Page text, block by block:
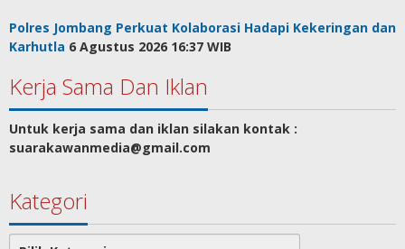
Polres Jombang Perkuat Kolaborasi Hadapi Kekeringan dan
Karhutla 6 Agustus 2026 16:37 WIB
Kerja Sama Dan Iklan
Untuk kerja sama dan iklan silakan kontak :
suarakawanmedia@gmail.com
Kategori
Kategori